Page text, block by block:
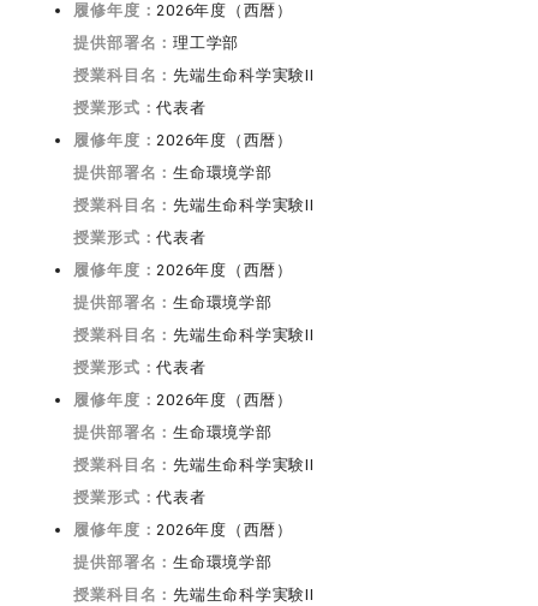
履修年度：2026年度（西暦）
提供部署名：理工学部
授業科目名：先端生命科学実験II
授業形式：代表者
履修年度：2026年度（西暦）
提供部署名：生命環境学部
授業科目名：先端生命科学実験II
授業形式：代表者
履修年度：2026年度（西暦）
提供部署名：生命環境学部
授業科目名：先端生命科学実験II
授業形式：代表者
履修年度：2026年度（西暦）
提供部署名：生命環境学部
授業科目名：先端生命科学実験II
授業形式：代表者
履修年度：2026年度（西暦）
提供部署名：生命環境学部
授業科目名：先端生命科学実験II